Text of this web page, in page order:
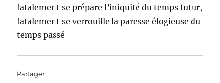
fatalement se prépare l’iniquité du temps futur,
fatalement se verrouille la paresse élogieuse du
temps passé
Partager :